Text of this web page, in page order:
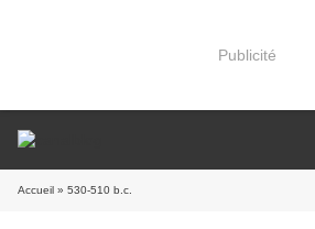
Publicité
Accueil » 530-510 b.c.